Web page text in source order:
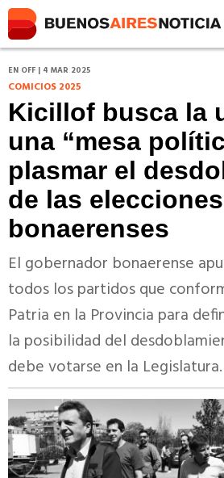
EN OFF | 4 MAR 2025
COMICIOS 2025
Kicillof busca la
una “mesa
plasmar el
de las elecciones
bonaerenses
El gobernador bonaerense
todos los partidos que
Patria en la Provincia para
la posibilidad del
debe votarse en la Legislatura.